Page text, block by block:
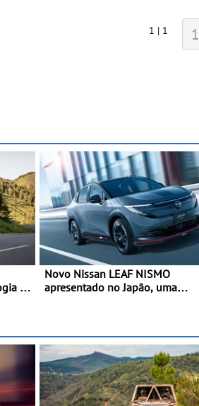
1 | 1
1
e
Novo Nissan LEAF NISMO
apresentado no Japão, uma
geração do modelo elétrico da
marca